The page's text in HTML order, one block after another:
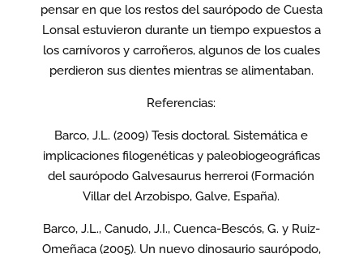
pensar en que los restos del saurópodo de Cuesta
Lonsal estuvieron durante un tiempo expuestos a
los carnívoros y carroñeros, algunos de los cuales
perdieron sus dientes mientras se alimentaban.
Referencias:
Barco, J.L. (2009) Tesis doctoral. Sistemática e
implicaciones filogenéticas y paleobiogeográficas
del saurópodo Galvesaurus herreroi (Formación
Villar del Arzobispo, Galve, España).
Barco, J.L., Canudo, J.I., Cuenca-Bescós, G. y Ruiz-
Omeñaca (2005). Un nuevo dinosaurio saurópodo,